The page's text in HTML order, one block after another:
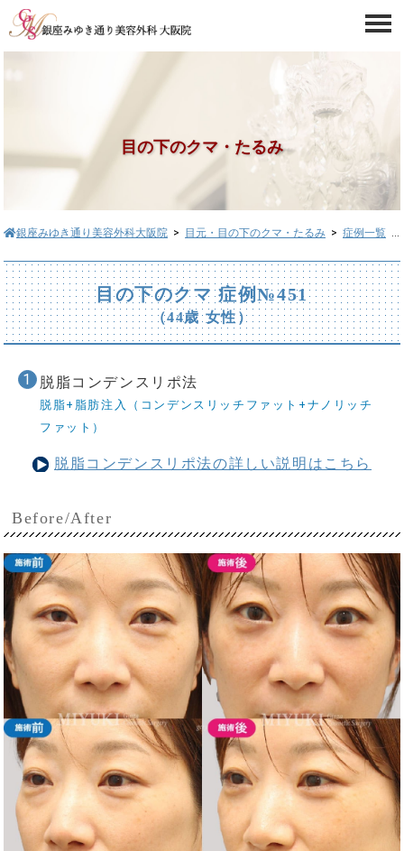
目の下のクマ・たるみ
銀座みゆき通り美容外科大阪院 > 目元・目の下のクマ・たるみ > 症例一覧
目の下のクマ 症例№451
（44歳 女性）
脱脂コンデンスリポ法
脱脂+脂肪注入（コンデンスリッチファット+ナノリッチ
ファット）
脱脂コンデンスリポ法の詳しい説明はこちら
Before/After